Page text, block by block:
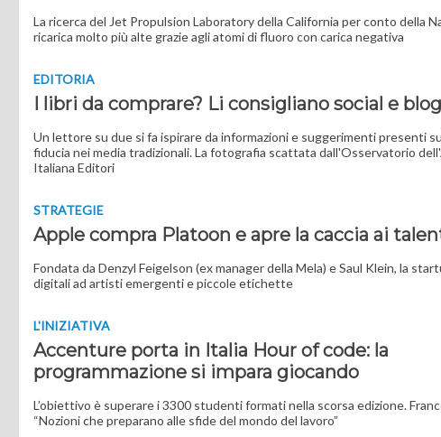
La ricerca del Jet Propulsion Laboratory della California per conto della
ricarica molto più alte grazie agli atomi di fluoro con carica negativa
EDITORIA
I libri da comprare? Li consigliano social e blog
Un lettore su due si fa ispirare da informazioni e suggerimenti presenti
fiducia nei media tradizionali. La fotografia scattata dall'Osservatorio
Italiana Editori
STRATEGIE
Apple compra Platoon e apre la caccia ai
Fondata da Denzyl Feigelson (ex manager della Mela) e Saul Klein, la
digitali ad artisti emergenti e piccole etichette
L'INIZIATIVA
Accenture porta in Italia Hour of code: la
programmazione si impara giocando
L’obiettivo è superare i 3300 studenti formati nella scorsa edizione.
“Nozioni che preparano alle sfide del mondo del lavoro”